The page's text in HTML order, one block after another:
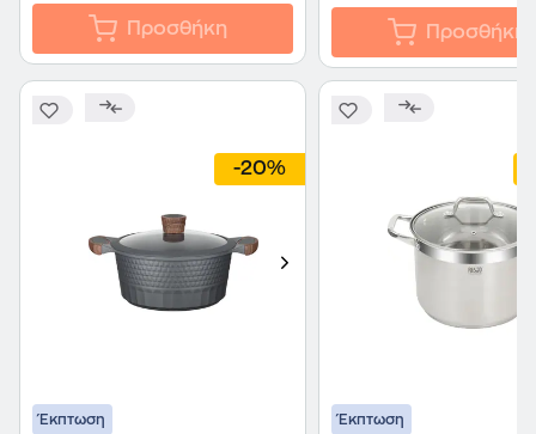
Προσθήκη Προσθήκη
-20%
Έκπτωση Έκπτωση